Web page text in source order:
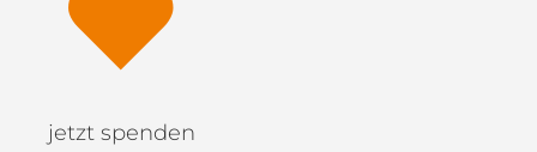
jetzt spenden